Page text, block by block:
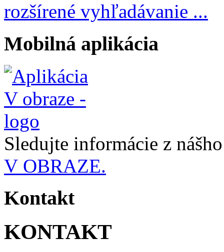
rozšírené vyhľadávanie ...
Mobilná aplikácia
Sledujte informácie z
V OBRAZE.
Kontakt
KONTAKT